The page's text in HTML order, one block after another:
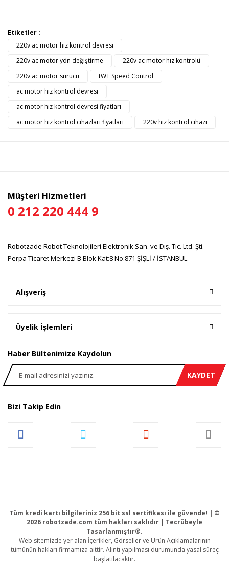
Bu ürüne ilk yorumu siz yapın!
Yorum Yaz
Bu ürünün fiyat bilgisi, resim, ürün açıklamalarında ve diğer
konularda yetersiz gördüğünüz noktaları öneri formunu
kullanarak tarafımıza iletebilirsiniz.
Görüş ve önerileriniz için teşekkür ederiz.
Ürün fiyatı diğer sitelerden daha pahalı.
Etiketler :
220v ac motor hız kontrol devresi
220v ac motor yön değiştirme
220v ac motor hız kontrolü
220v ac motor sürücü
tWT Speed Control
ac motor hız kontrol devresi
ac motor hız kontrol devresi fiyatları
ac motor hız kontrol cihazları fiyatları
220v hız kontrol cihazı
Müşteri Hizmetleri
0 212 220 444 9
Robotzade Robot Teknolojileri Elektronik San. ve Dış. Tic. Ltd. Şti.
Perpa Ticaret Merkezi B Blok Kat:8 No:871 ŞİŞLİ / İSTANBUL
Alışveriş
Üyelik İşlemleri
Haber Bültenimize Kaydolun
KAYDET
Bizi Takip Edin
Tüm kredi kartı bilgileriniz 256 bit ssl sertifikası ile güvende! | ©
2026 robotzade.com tüm hakları saklıdır | Tecrübeyle
Tasarlanmıştır®.
Web sitemizde yer alan İçerikler, Görseller ve Ürün Açıklamalarının
tümünün hakları firmamıza aittir. Alıntı yapılması durumunda yasal süreç
başlatılacaktır.